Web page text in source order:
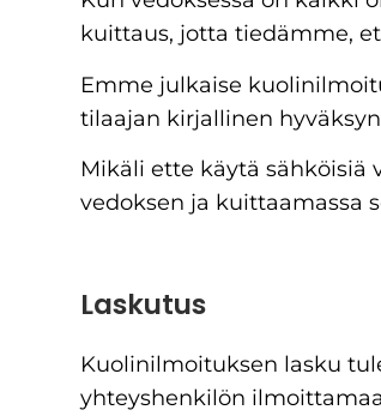
kuittaus, jotta tiedämme,
Emme julkaise
tilaajan kirjallinen
Mikäli ette käytä sähköisiä
vedoksen ja kuittaamassa
Laskutus
Kuolinilmoituksen lasku
yhteyshenkilön